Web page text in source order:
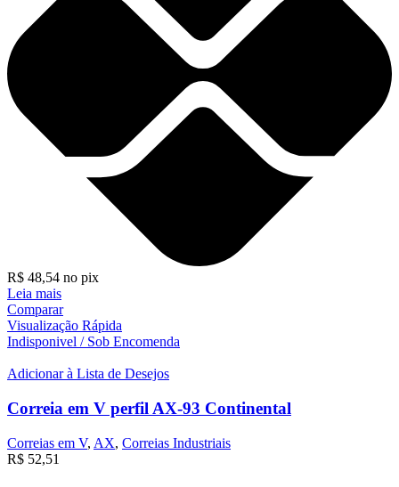
R$ 48,54 no pix
Leia mais
Comparar
Visualização Rápida
Indisponivel / Sob Encomenda
Adicionar à Lista de Desejos
Correia em V perfil AX-93 Continental
Correias em V, AX, Correias Industriais
R$ 52,51